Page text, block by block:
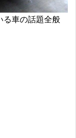
る車の話題全般